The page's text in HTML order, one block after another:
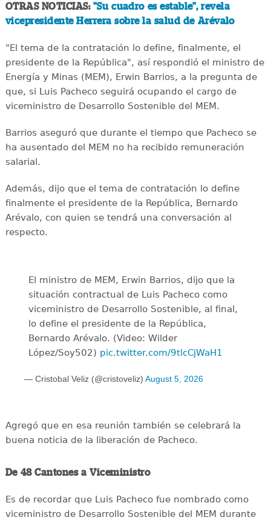
OTRAS NOTICIAS: "Su cuadro es estable", revela
vicepresidente Herrera sobre la salud de Arévalo
"El tema de la contratación lo define, finalmente, el
presidente de la República", así respondió el ministro de
Energía y Minas (MEM), Erwin Barrios, a la pregunta de
que, si Luis Pacheco seguirá ocupando el cargo de
viceministro de Desarrollo Sostenible del MEM.
Barrios aseguró que durante el tiempo que Pacheco se
ha ausentado del MEM no ha recibido remuneración
salarial.
Además, dijo que el tema de contratación lo define
finalmente el presidente de la República, Bernardo
Arévalo, con quien se tendrá una conversación al
respecto.
El ministro de MEM, Erwin Barrios, dijo que la
situación contractual de Luis Pacheco como
viceministro de Desarrollo Sostenible, al final,
lo define el presidente de la República,
Bernardo Arévalo. (Video: Wilder
López/Soy502) pic.twitter.com/9tlcCjWaH1
— Cristobal Veliz (@cristoveliz) August 5, 2026
Agregó que en esa reunión también se celebrará la
buena noticia de la liberación de Pacheco.
De 48 Cantones a Viceministro
Es de recordar que Luis Pacheco fue nombrado como
viceministro de Desarrollo Sostenible del MEM durante